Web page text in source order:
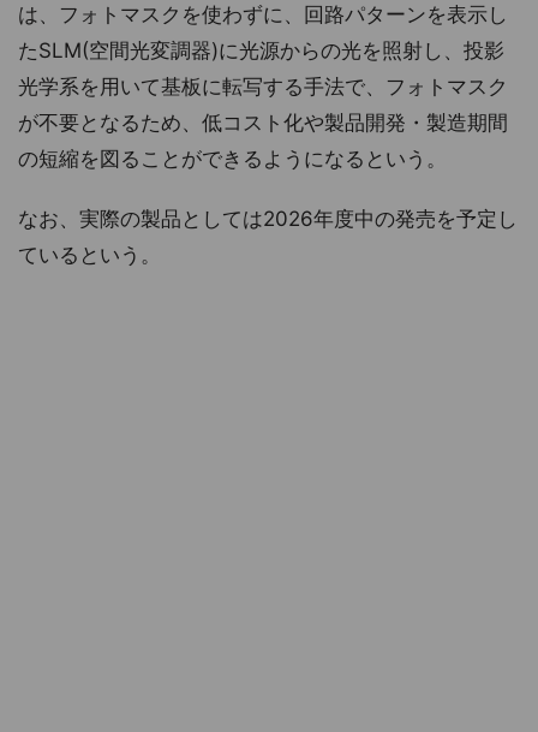
は、フォトマスクを使わずに、回路パターンを表示し
たSLM(空間光変調器)に光源からの光を照射し、投影
光学系を用いて基板に転写する手法で、フォトマスク
が不要となるため、低コスト化や製品開発・製造期間
の短縮を図ることができるようになるという。
なお、実際の製品としては2026年度中の発売を予定し
ているという。